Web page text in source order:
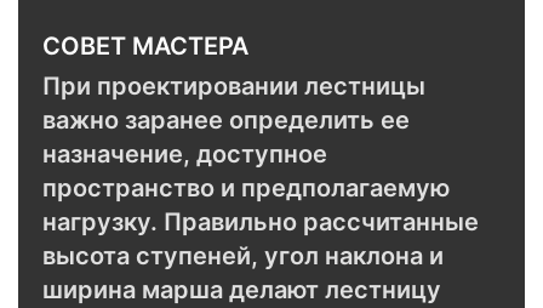
СОВЕТ МАСТЕРА
При проектировании лестницы
важно заранее определить ее
назначение, доступное
пространство и предполагаемую
нагрузку. Правильно рассчитанные
высота ступеней, угол наклона и
ширина марша делают лестницу